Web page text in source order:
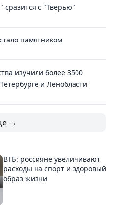
сразится с "Тверью"
памятником
изучили более 3500
и Ленобласти
→
ВТБ: россияне увеличивают
расходы на спорт и здоровый
образ жизни